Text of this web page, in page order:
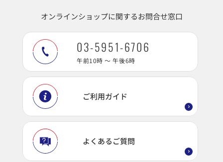
オンラインショップに関するお問合せ窓口
03-5951-6706
午前10時 ～ 午後6時
ご利用ガイド
よくあるご質問